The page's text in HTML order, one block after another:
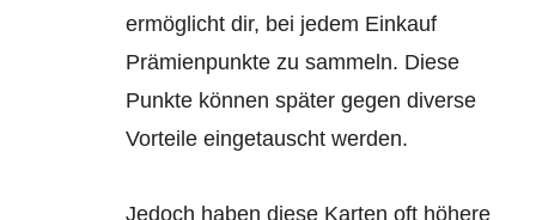
ermöglicht dir, bei jedem Einkauf
Prämienpunkte zu sammeln. Diese
Punkte können später gegen diverse
Vorteile eingetauscht werden.
Jedoch haben diese Karten oft höhere